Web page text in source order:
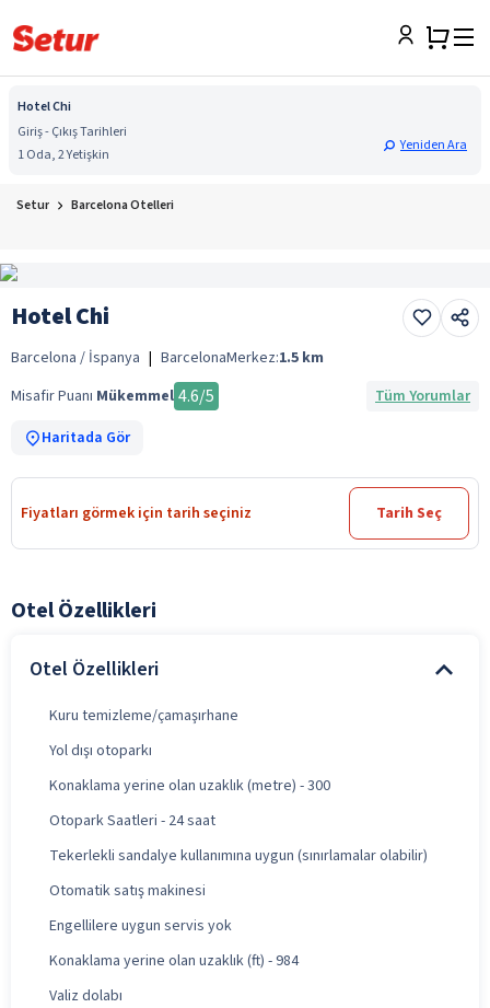
Hotel Chi
Giriş - Çıkış Tarihleri
1 Oda, 2 Yetişkin
Yeniden Ara
Setur Barcelona Otelleri
Hotel Chi
Barcelona / İspanya | BarcelonaMerkez:1.5 km
Misafir Puanı Mükemmel 4.6/5
Tüm Yorumlar
Haritada Gör
Fiyatları görmek için tarih seçiniz Tarih Seç
Otel Özellikleri
Otel Özellikleri
Kuru temizleme/çamaşırhane
Yol dışı otoparkı
Konaklama yerine olan uzaklık (metre) - 300
Otopark Saatleri - 24 saat
Tekerlekli sandalye kullanımına uygun (sınırlamalar olabilir)
Otomatik satış makinesi
Engellilere uygun servis yok
Konaklama yerine olan uzaklık (ft) - 984
Valiz dolabı